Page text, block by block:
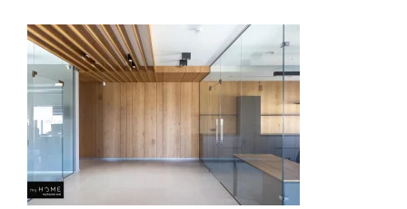
ШПОНИРОВАННЫЕ ПАНЕЛИ В
ОФОРМЛЕНИИ РАБОЧЕГО КАБИНЕТА